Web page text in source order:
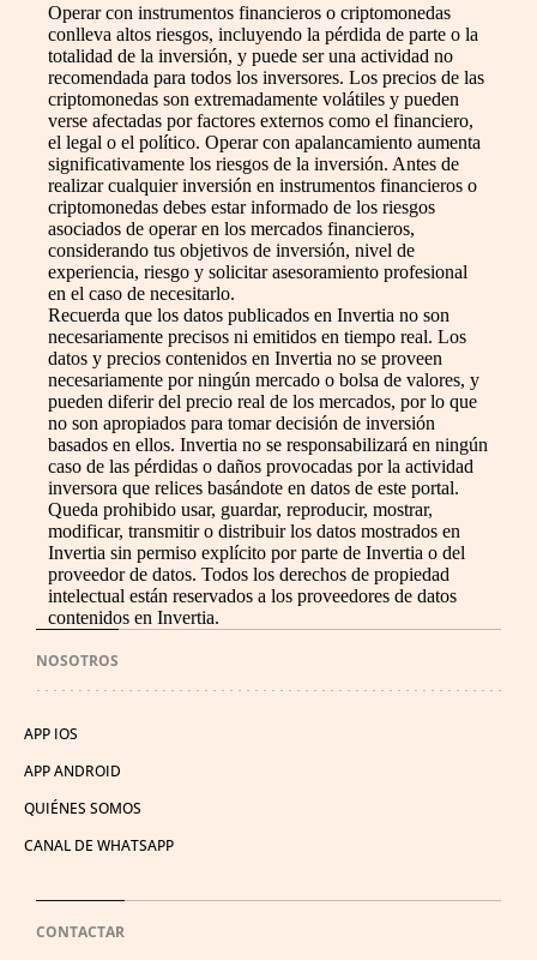
Operar con instrumentos financieros o criptomonedas
conlleva altos riesgos, incluyendo la pérdida de parte o la
totalidad de la inversión, y puede ser una actividad no
recomendada para todos los inversores. Los precios de las
criptomonedas son extremadamente volátiles y pueden
verse afectadas por factores externos como el financiero,
el legal o el político. Operar con apalancamiento aumenta
significativamente los riesgos de la inversión. Antes de
realizar cualquier inversión en instrumentos financieros o
criptomonedas debes estar informado de los riesgos
asociados de operar en los mercados financieros,
considerando tus objetivos de inversión, nivel de
experiencia, riesgo y solicitar asesoramiento profesional
en el caso de necesitarlo.
Recuerda que los datos publicados en Invertia no son
necesariamente precisos ni emitidos en tiempo real. Los
datos y precios contenidos en Invertia no se proveen
necesariamente por ningún mercado o bolsa de valores, y
pueden diferir del precio real de los mercados, por lo que
no son apropiados para tomar decisión de inversión
basados en ellos. Invertia no se responsabilizará en ningún
caso de las pérdidas o daños provocadas por la actividad
inversora que relices basándote en datos de este portal.
Queda prohibido usar, guardar, reproducir, mostrar,
modificar, transmitir o distribuir los datos mostrados en
Invertia sin permiso explícito por parte de Invertia o del
proveedor de datos. Todos los derechos de propiedad
intelectual están reservados a los proveedores de datos
contenidos en Invertia.
NOSOTROS
APP IOS
APP ANDROID
QUIÉNES SOMOS
CANAL DE WHATSAPP
CONTACTAR